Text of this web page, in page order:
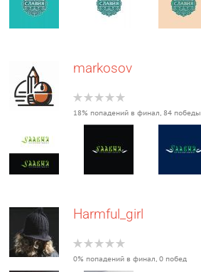
markosov
18% попадений в финал, 84 победы
Harmful_girl
0% попадений в финал, 0 побед